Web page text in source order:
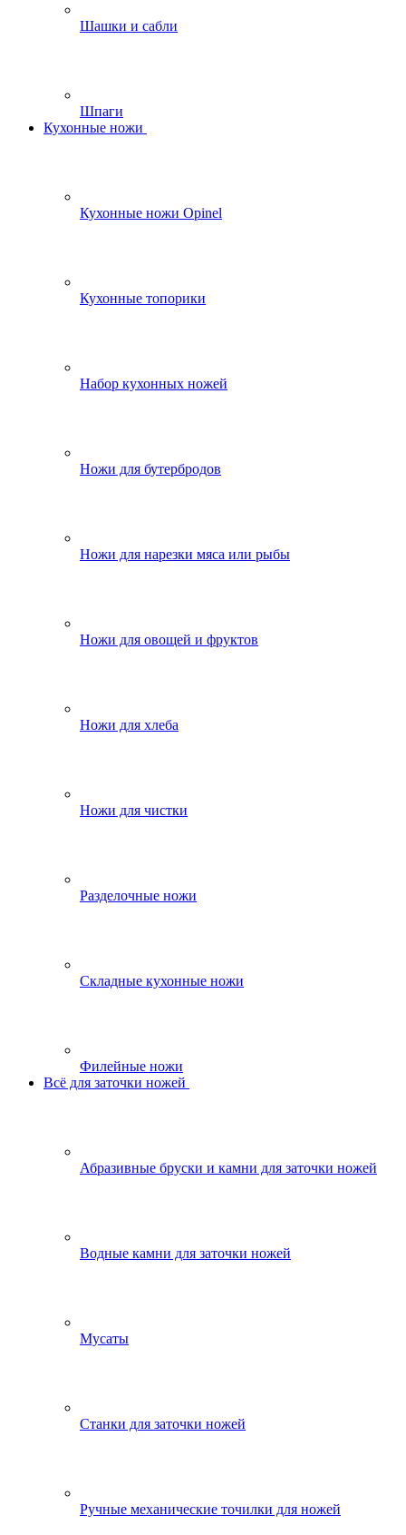
Шашки и сабли
Шпаги
Кухонные ножи
Кухонные ножи Opinel
Кухонные топорики
Набор кухонных ножей
Ножи для бутербродов
Ножи для нарезки мяса или рыбы
Ножи для овощей и фруктов
Ножи для хлеба
Ножи для чистки
Разделочные ножи
Складные кухонные ножи
Филейные ножи
Всё для заточки ножей
Абразивные бруски и камни для заточки ножей
Водные камни для заточки ножей
Мусаты
Станки для заточки ножей
Ручные механические точилки для ножей